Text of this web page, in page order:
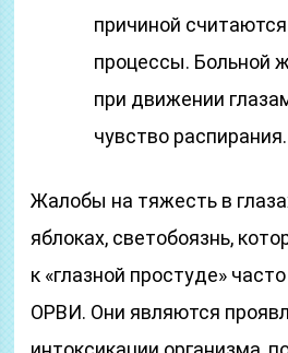
причиной
процессы. Больной
при движении
чувство распирания.
Жалобы на тяжесть в
яблоках, светобоязнь,
к «глазной простуде»
ОРВИ. Они являются